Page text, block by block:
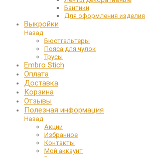
Бантики
Для оформления изделия
Выкройки
Назад
Бюстгальтеры
Пояса для чулок
Трусы
Embro Stich
Оплата
Доставка
Корзина
Отзывы
Полезная информация
Назад
Акции
Избранное
Контакты
Мой аккаунт